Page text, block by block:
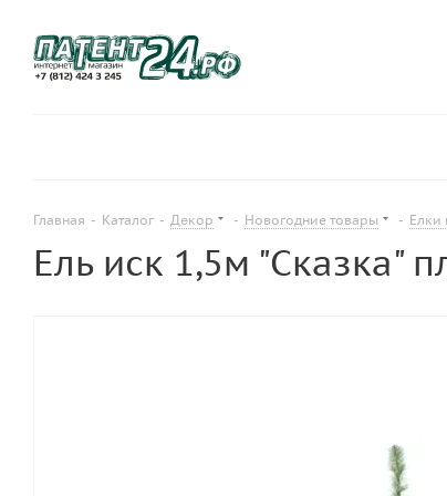
Главная - Каталог - Декор - Новогодние товары - Елки
Ель иск 1,5м "Сказка"